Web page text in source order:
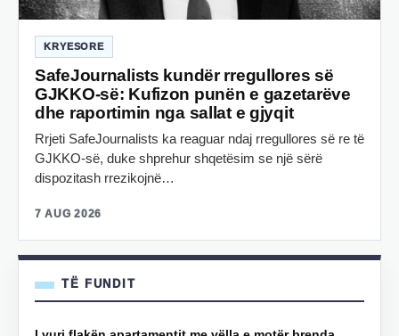
KRYESORE
SafeJournalists kundër rregullores së
GJKKO-së: Kufizon punën e gazetarëve
dhe raportimin nga sallat e gjyqit
Rrjeti SafeJournalists ka reaguar ndaj rregullores së re të
GJKKO-së, duke shprehur shqetësim se një sërë
dispozitash rrezikojnë…
7 AUG 2026
TË FUNDIT